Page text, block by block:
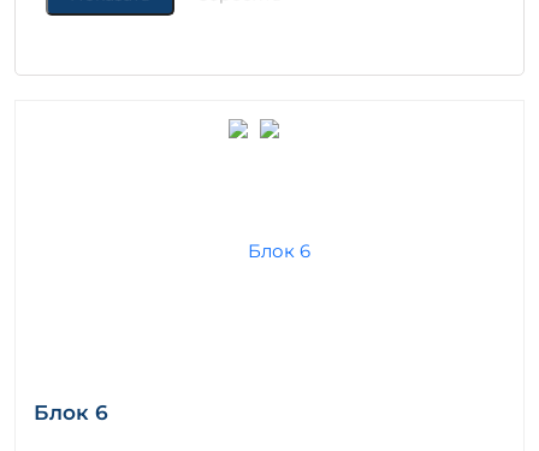
Блок 6